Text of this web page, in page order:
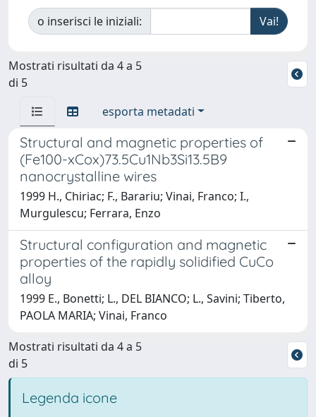
o inserisci le iniziali:
Mostrati risultati da 4 a 5
di 5
esporta metadati
Structural and magnetic properties of
(Fe100-xCox)73.5Cu1Nb3Si13.5B9
nanocrystalline wires
1999 H., Chiriac; F., Barariu; Vinai, Franco; I.,
Murgulescu; Ferrara, Enzo
Structural configuration and magnetic
properties of the rapidly solidified CuCo
alloy
1999 E., Bonetti; L., DEL BIANCO; L., Savini; Tiberto,
PAOLA MARIA; Vinai, Franco
Mostrati risultati da 4 a 5
di 5
Legenda icone